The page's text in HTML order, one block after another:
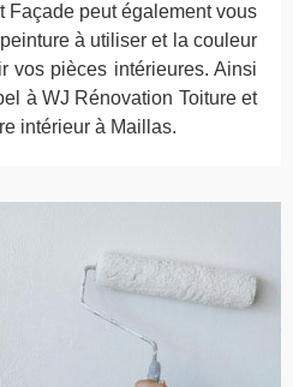
Façade peut également vous
à utiliser et la couleur
vos pièces intérieures. Ainsi
à WJ Rénovation Toiture et
intérieur à Maillas.